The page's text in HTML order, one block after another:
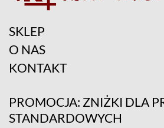
SKLEP
O NAS
KONTAKT
PROMOCJA: ZNIŻKI DLA
STANDARDOWYCH